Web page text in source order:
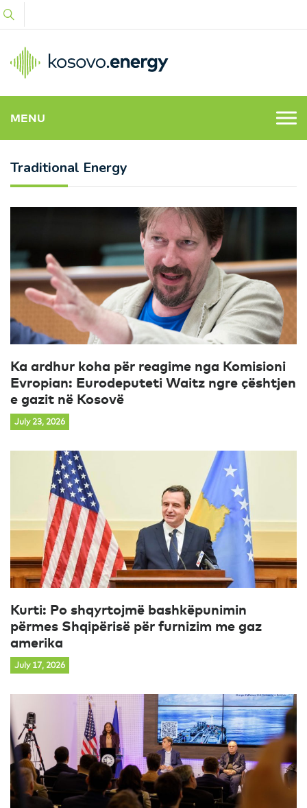
MENU
Traditional Energy
Ka ardhur koha për reagime nga Komisioni
Evropian: Eurodeputeti Waitz ngre çështjen
e gazit në Kosovë
July 23, 2026
Kurti: Po shqyrtojmë bashkëpunimin
përmes Shqipërisë për furnizim me gaz
amerika
July 17, 2026